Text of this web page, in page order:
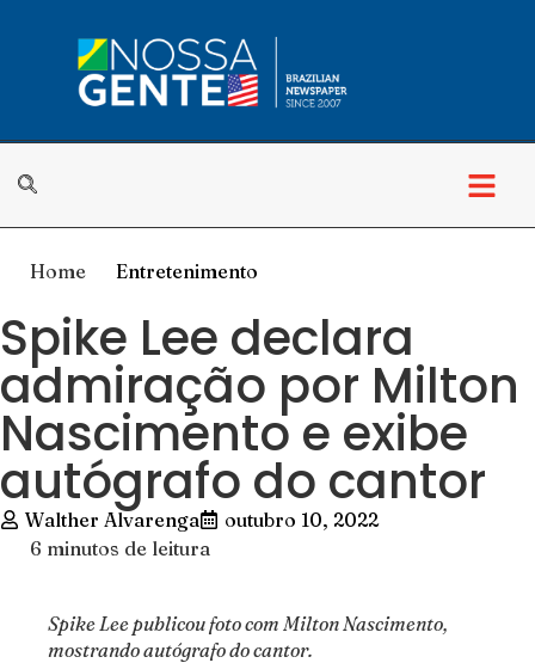
Home Entretenimento
Spike Lee declara
admiração por Milton
Nascimento e exibe
autógrafo do cantor
Walther Alvarenga
outubro 10, 2022
6 minutos de leitura
Spike Lee publicou foto com Milton Nascimento,
mostrando autógrafo do cantor.